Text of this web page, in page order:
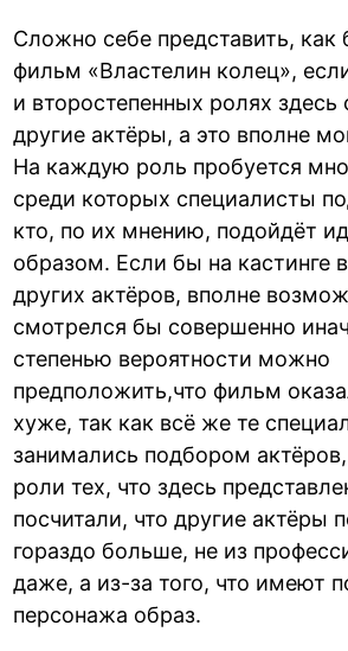
Сложно себе представить, как
фильм «Властелин колец»,
и второстепенных ролях
другие актёры, а это вполне
На каждую роль пробуется
среди которых специалисты
кто, по их мнению, подойдёт
образом. Если бы на кастинге
других актёров, вполне
смотрелся бы совершенно
степенью вероятности можно
предположить,что фильм
хуже, так как всё же те
занимались подбором
роли тех, что здесь
посчитали, что другие актёры
гораздо больше, не из
даже, а из-за того, что имеют
персонажа образ.